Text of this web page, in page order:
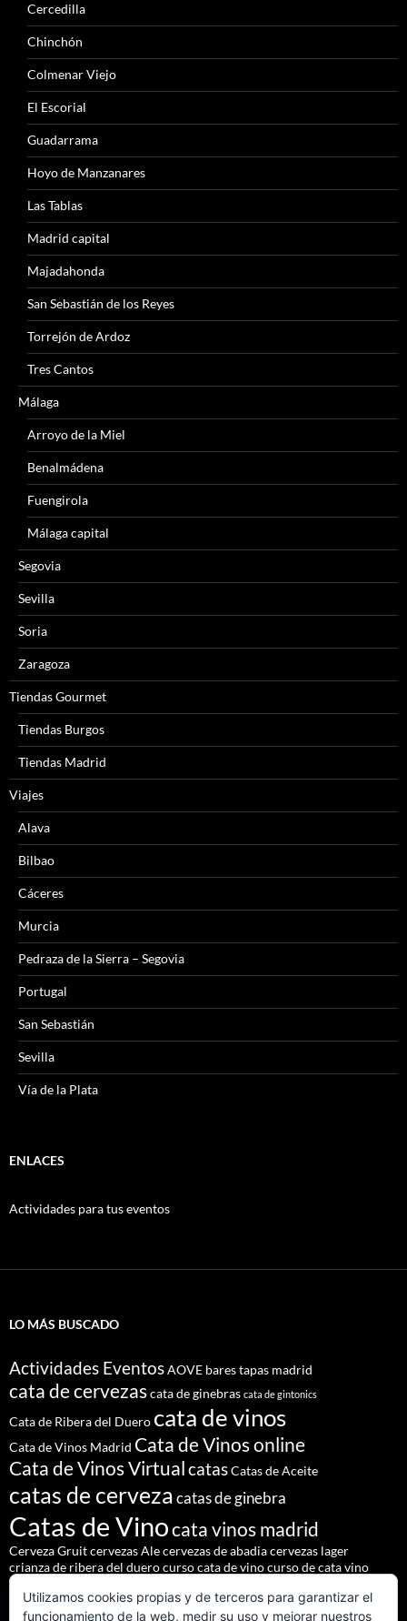
Cercedilla
Chinchón
Colmenar Viejo
El Escorial
Guadarrama
Hoyo de Manzanares
Las Tablas
Madrid capital
Majadahonda
San Sebastián de los Reyes
Torrejón de Ardoz
Tres Cantos
Málaga
Arroyo de la Miel
Benalmádena
Fuengirola
Málaga capital
Segovia
Sevilla
Soria
Zaragoza
Tiendas Gourmet
Tiendas Burgos
Tiendas Madrid
Viajes
Alava
Bilbao
Cáceres
Murcia
Pedraza de la Sierra – Segovia
Portugal
San Sebastián
Sevilla
Vía de la Plata
ENLACES
Actividades para tus eventos
LO MÁS BUSCADO
Actividades EventosAOVE bares tapas madrid
cata de cervezascata de ginebras cata de gintonics
Cata de Ribera del Duero cata de vinos
Cata de Vinos Madrid Cata de Vinos online
Cata de Vinos VirtualcatasCatas de Aceite
catas de cervezacatas de ginebra
Catas de Vinocata vinos madrid
Cerveza Gruitcervezas Alecervezas de abadiacervezas lager
crianza de ribera del duerocurso cata de vinocurso de cata vino
Denominación de Origen Ribera del Duero
eventos de autoreventos madrid Godello lúpulo
Utilizamos cookies propias y de terceros para garantizar el
funcionamiento de la web, medir su uso y mejorar nuestros